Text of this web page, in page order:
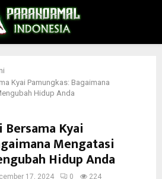
Kyai Pamungkas: Bagaimana
Hidup Anda
Kyai
Mengatasi
Hidup Anda
17, 2024 0 224